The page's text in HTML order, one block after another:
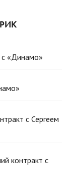
с «Динамо»
с Сергеем
контракт с